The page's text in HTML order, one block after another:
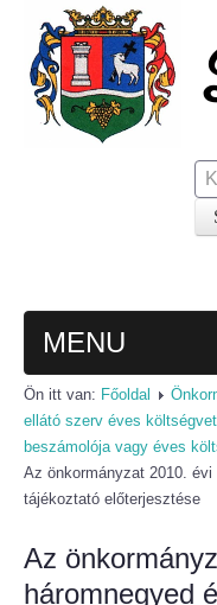
MENU
FŐOLDAL
A KÖZSÉGRŐL
Bölcske
Ön itt van: Főoldal
ellátó szerv éves
beszámolója vagy éves
Az önkormányzat 2010.
tájékoztató előterjesztése
Az
háromnegyed